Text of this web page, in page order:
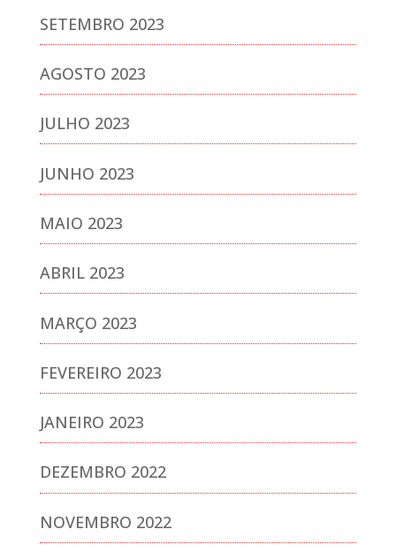
SETEMBRO 2023
AGOSTO 2023
JULHO 2023
JUNHO 2023
MAIO 2023
ABRIL 2023
MARÇO 2023
FEVEREIRO 2023
JANEIRO 2023
DEZEMBRO 2022
NOVEMBRO 2022